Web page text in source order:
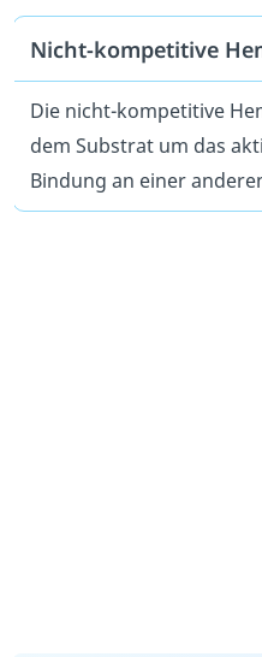
Nicht-kompetitive
Die nicht-kompetitive
dem Substrat um das
Bindung an einer